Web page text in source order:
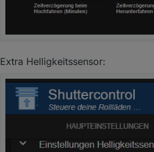
Extra Helligkeitssensor: